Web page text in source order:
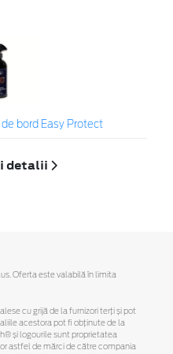
bord Easy Protect
detalii
Oferta este valabilă în limita
cu grijă de la furnizori terți și pot
acestora pot fi obținute de la
și logourile sunt proprietatea
astfel de mărci de către compania